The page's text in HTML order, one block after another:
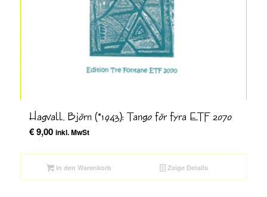
Hagvall, Björn (*1943): Tango för fyra ETF 2070
€9,00 inkl. MwSt
In den Warenkorb Zeige Details